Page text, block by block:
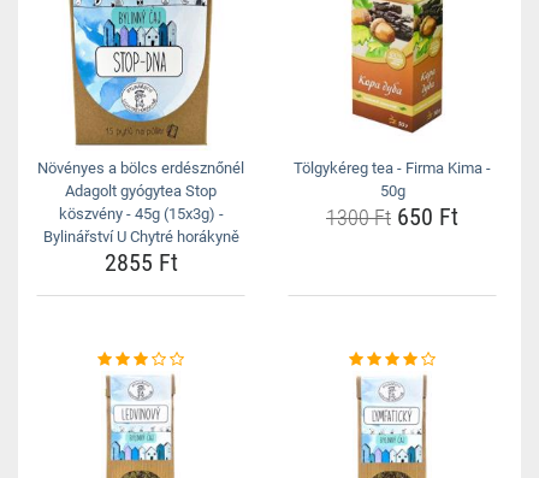
Növényes a bölcs erdésznőnél
Adagolt gyógytea Stop
köszvény - 45g (15x3g) -
Bylinářství U Chytré horákyně
2855 Ft
Tölgykéreg tea - Firma Kima -
50g
1300 Ft 650 Ft